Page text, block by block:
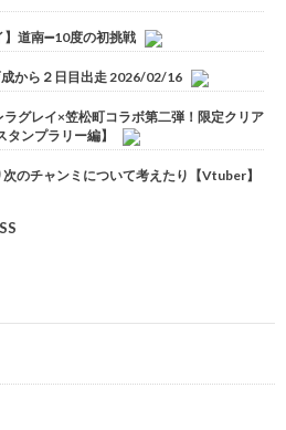
】道南➖10度の初挑戦
から２日目出走 2026/02/16
ラグレイ×笠松町コラボ第二弾！限定クリア
ンプラリー編】
次のチャンミについて考えたり【Vtuber】